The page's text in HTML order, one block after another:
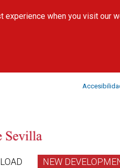
when you visit our
NEW